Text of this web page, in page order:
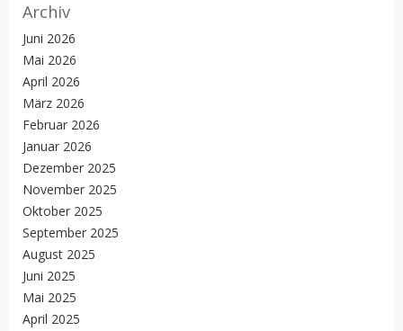
Archiv
Juni 2026
Mai 2026
April 2026
März 2026
Februar 2026
Januar 2026
Dezember 2025
November 2025
Oktober 2025
September 2025
August 2025
Juni 2025
Mai 2025
April 2025